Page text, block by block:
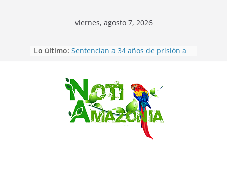
Saltar
viernes, agosto 7, 2026
Lo último: Ecuador: dos jóvenes de 22 años
Sentencian a 34 años de prisión a
implicados en caso de Alison,
oriunda de Tena
Vozinha, el arquero sensación de
cabo Verde, ya llegó para
incorporarse a Colo Colo de Chile
Pastaza: la parroquia Diez de